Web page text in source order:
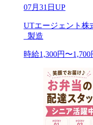
07月31日UP
UTエージェント
_製造
時給1,300円〜1,700